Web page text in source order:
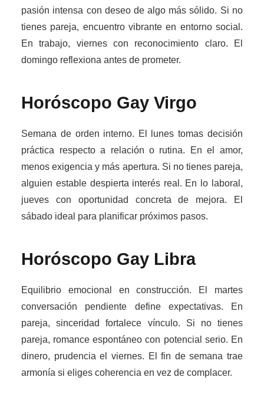
pasión intensa con deseo de algo más sólido. Si no
tienes pareja, encuentro vibrante en entorno social.
En trabajo, viernes con reconocimiento claro. El
domingo reflexiona antes de prometer.
Horóscopo GayVirgo
Semana de orden interno. El lunes tomas decisión
práctica respecto a relación o rutina. En el amor,
menos exigencia y más apertura. Si no tienes pareja,
alguien estable despierta interés real. En lo laboral,
jueves con oportunidad concreta de mejora. El
sábado ideal para planificar próximos pasos.
Horóscopo Gay Libra
Equilibrio emocional en construcción. El martes
conversación pendiente define expectativas. En
pareja, sinceridad fortalece vínculo. Si no tienes
pareja, romance espontáneo con potencial serio. En
dinero, prudencia el viernes. El fin de semana trae
armonía si eliges coherencia en vez de complacer.